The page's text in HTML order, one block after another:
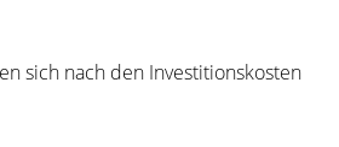
sich nach den Investitionskosten